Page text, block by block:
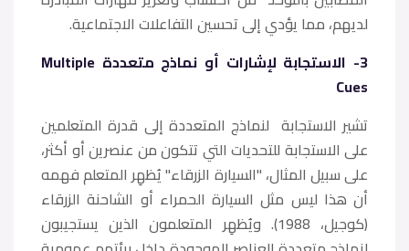
لديهم، مما يؤدي إلى تحسين التفاعلات الاجتماعية.
3- الاستجابة لإشارات أو نماذج متعددة Multiple
Cues
تشير الاستجابة لنماذج المتعددة إلى قدرة المتعلمين
على الاستجابة للتحديات التي تتكون من عنصرين أو أكثر،
على سبيل المثال، "السيارة الزرقاء" يُظهِر المتعلم فهمه
أن هذا ليس مثل السيارة الحمراء أو الشاحنة الزرقاء
(كوجيل، 1988). ويُظهِر المتعلمون الذين يستجيبون